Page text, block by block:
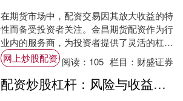
在期货市场中，配资交易因其放大收益的特
性而备受投资者关注。金昌期货配资作为行
业内的服务商，为投资者提供了灵活的杠杆
选择。然而，杠杆是双刃剑，既能放大收
益，也会加....
网上炒股配资 阅读： 105 栏目： 财盛证券
配资炒股杠杆：风险与收益并存的投资策略